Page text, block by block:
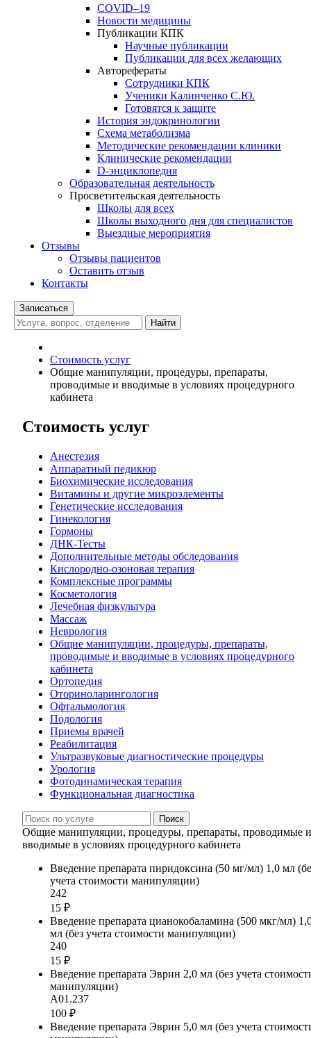
COVID–19
Новости медицины
Публикации КПК
Научные публикации
Публикации для всех желающих
Авторефераты
Сотрудники КПК
Ученики Калинченко С.Ю.
Готовятся к защите
История эндокринологии
Схема метаболизма
Методические рекомендации клиники
Клинические рекомендации
D-энциклопедия
Образовательная деятельность
Просветительская деятельность
Школы для всех
Школы выходного дня для специалистов
Выездные мероприятия
Отзывы
Отзывы пациентов
Оставить отзыв
Контакты
Записаться
Найти
Стоимость услуг
Общие манипуляции, процедуры, препараты,
проводимые и вводимые в условиях процедурного
кабинета
Стоимость услуг
Анестезия
Аппаратный педикюр
Биохимические исследования
Витамины и другие микроэлементы
Генетические исследования
Гинекология
Гормоны
ДНК-Тесты
Дополнительные методы обследования
Кислородно-озоновая терапия
Комплексные программы
Косметология
Лечебная физкультура
Массаж
Неврология
Общие манипуляции, процедуры, препараты,
проводимые и вводимые в условиях процедурного
кабинета
Ортопедия
Оториноларингология
Офтальмология
Подология
Приемы врачей
Реабилитация
Ультразвуковые диагностические процедуры
Урология
Фотодинамическая терапия
Функциональная диагностика
Поиск
Общие манипуляции, процедуры, препараты, проводимые и
вводимые в условиях процедурного кабинета
Введение препарата пиридоксина (50 мг/мл) 1,0 мл
учета стоимости манипуляции)
242
15 ₽
Введение препарата цианокобаламина (500 мкг/мл)
мл (без учета стоимости манипуляции)
240
15 ₽
Введение препарата Эврин 2,0 мл (без учета
манипуляции)
А01.237
100 ₽
Введение препарата Эврин 5,0 мл (без учета